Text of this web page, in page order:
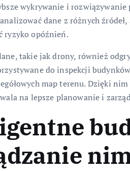
wykrywanie i
dane z różnych
ryzyko opóźnień.
takie jak drony, również
do inspekcji
map terenu. Dzięki
na lepsze planowanie i